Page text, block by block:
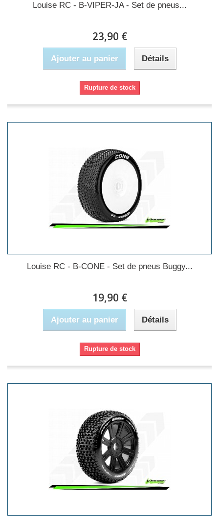
Louise RC - B-VIPER-JA - Set de pneus...
23,90 €
Ajouter au panier Détails
Rupture de stock
Louise RC - B-CONE - Set de pneus Buggy...
19,90 €
Ajouter au panier Détails
Rupture de stock